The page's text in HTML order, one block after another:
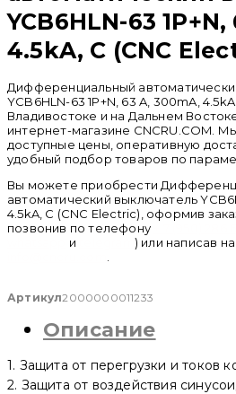
YCB6HLN-63
4.5kA, C (CNC
Дифференциальный
YCB6HLN-63 1P+N, 63 A, 300mA,
Владивостоке и на Дальнем
интернет-магазине CNCRU.COM.
доступные цены, оперативную
удобный подбор товаров по
Вы можете приобрести
автоматический выключатель
4.5kA, C (CNC Electric), оформив
позвонив по телефону
и
) или написав
Артикул2000000011233
Описание
1. Защита от перегрузки и токов
2. Защита от воздействия